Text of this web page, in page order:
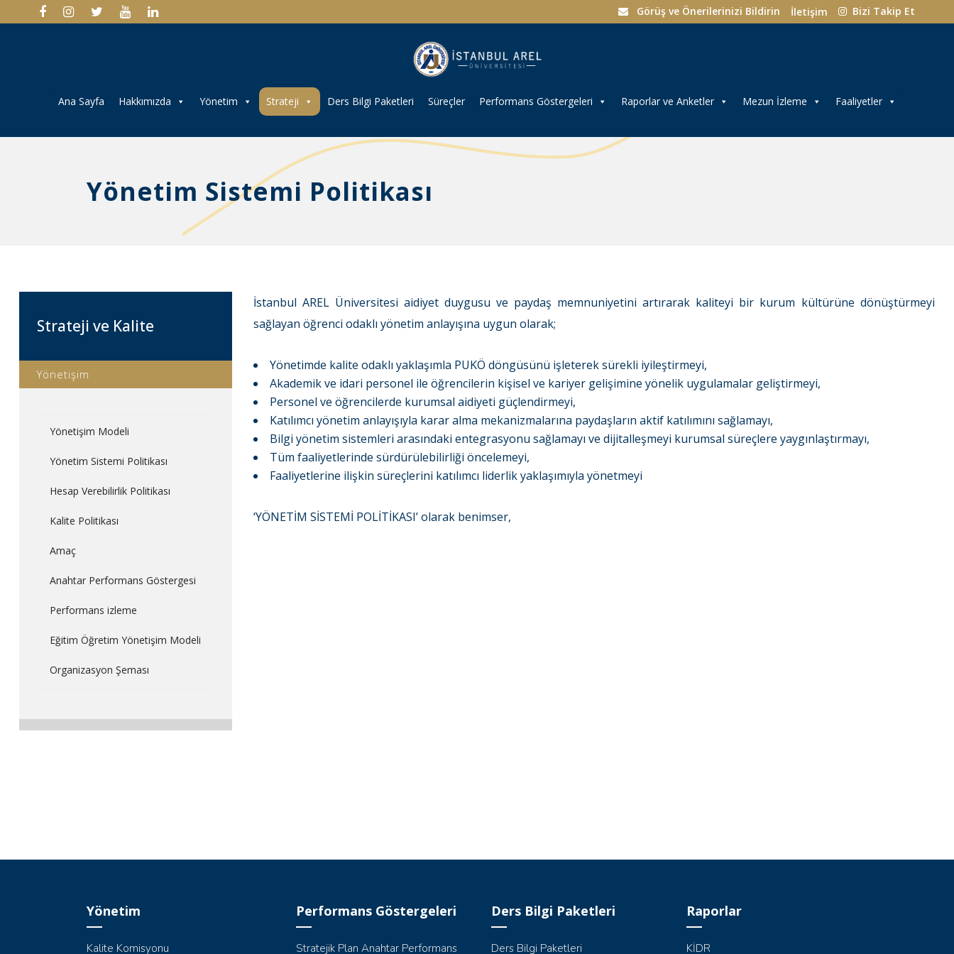
Görüş ve Önerilerinizi Bildirin İletişim Bizi Takip Et
Ana Sayfa Hakkımızda Yönetim Strateji Ders Bilgi Paketleri Süreçler Performans Göstergeleri Raporlar ve Anketler Mezun İzleme Faaliyetler
Yönetim Sistemi Politikası
Strateji ve Kalite
Yönetişim
Yönetişim Modeli
Yönetim Sistemi Politikası
Hesap Verebilirlik Politikası
Kalite Politikası
Amaç
Anahtar Performans Göstergesi
Performans izleme
Eğitim Öğretim Yönetişim Modeli
Organizasyon Şeması
İstanbul AREL Üniversitesi aidiyet duygusu ve paydaş memnuniyetini artırarak kaliteyi bir kurum kültürüne dönüştürmeyi
sağlayan öğrenci odaklı yönetim anlayışına uygun olarak;
Yönetimde kalite odaklı yaklaşımla PUKÖ döngüsünü işleterek sürekli iyileştirmeyi,
Akademik ve idari personel ile öğrencilerin kişisel ve kariyer gelişimine yönelik uygulamalar geliştirmeyi,
Personel ve öğrencilerde kurumsal aidiyeti güçlendirmeyi,
Katılımcı yönetim anlayışıyla karar alma mekanizmalarına paydaşların aktif katılımını sağlamayı,
Bilgi yönetim sistemleri arasındaki entegrasyonu sağlamayı ve dijitalleşmeyi kurumsal süreçlere yaygınlaştırmayı,
Tüm faaliyetlerinde sürdürülebilirliği öncelemeyi,
Faaliyetlerine ilişkin süreçlerini katılımcı liderlik yaklaşımıyla yönetmeyi
‘YÖNETİM SİSTEMİ POLİTİKASI’ olarak benimser,
Yönetim
Kalite Komisyonu
Performans Göstergeleri
Stratejik Plan Anahtar Performans
Ders Bilgi Paketleri
Ders Bilgi Paketleri
Raporlar
KİDR